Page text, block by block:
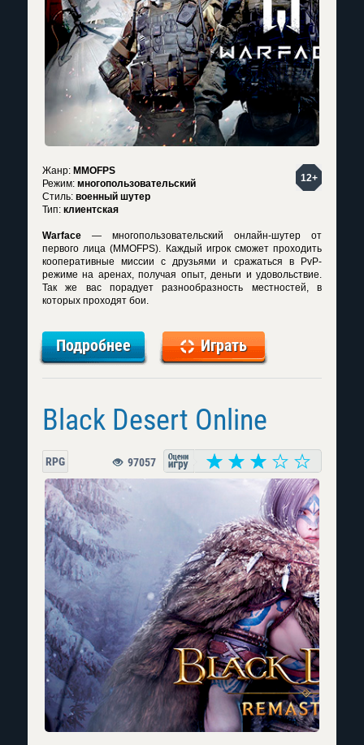
12+
Жанр: MMOFPS
Режим: многопользовательский
Стиль: военный шутер
Тип: клиентская
Warface — многопользовательский онлайн-шутер от
первого лица (MMOFPS). Каждый игрок сможет проходить
кооперативные миссии с друзьями и сражаться в PvP-
режиме на аренах, получая опыт, деньги и удовольствие.
Так же вас порадует разнообразность местностей, в
которых проходят бои.
Подробнее Играть
Black Desert Online
RPG 97057